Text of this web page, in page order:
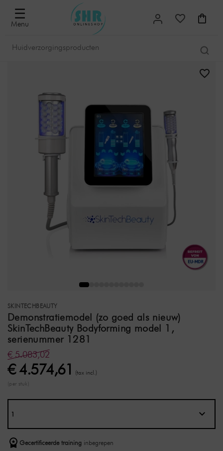
☰
Menu
SKINTECHBEAUTY
Demonstratiemodel (zo goed als nieuw)
SkinTechBeauty Bodyforming model 1,
serienummer 1281
€ 5.083,02
€ 4.574,61 (tax incl.)
(per stuk)
Gecertificeerde training inbegrepen